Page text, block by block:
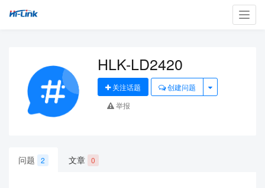
HLK-LD2420
关注话题
创建问题
举报
问题 2 文章 0